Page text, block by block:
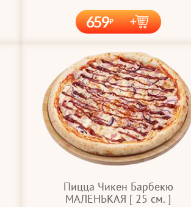
659
Пицца Чикен Барбекю
МАЛЕНЬКАЯ [ 25 cм. ]